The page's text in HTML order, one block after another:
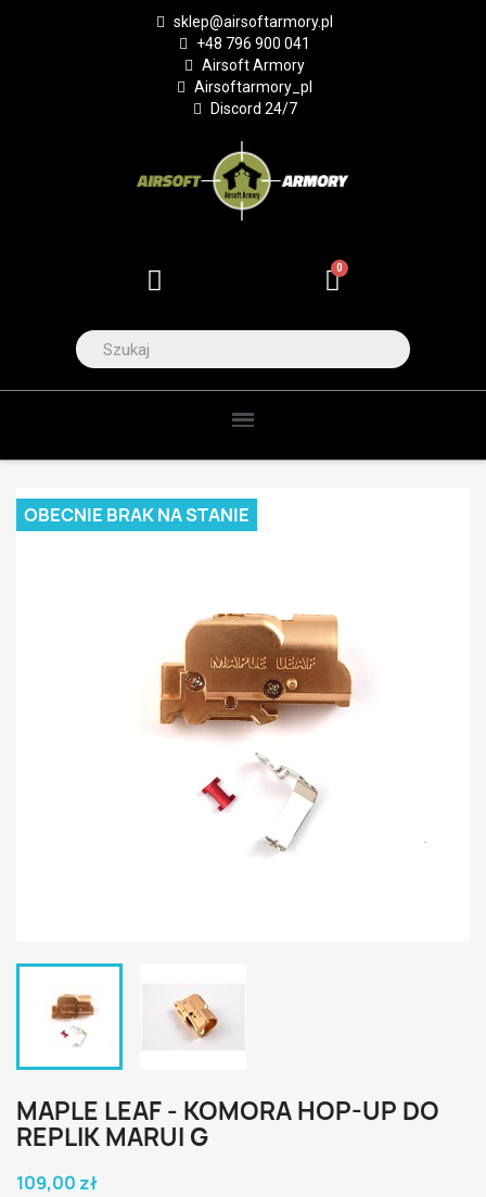
sklep@airsoftarmory.pl
+48 796 900 041
Airsoft Armory
Airsoftarmory_pl
Discord 24/7
OBECNIE BRAK NA STANIE
MAPLE LEAF - KOMORA HOP-UP DO
REPLIK MARUI G
109,00 zł